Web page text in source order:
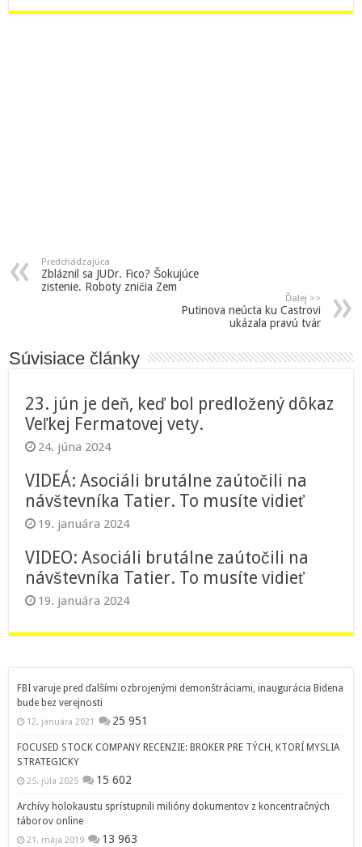
Predchádzajúca
Zbláznil sa JUDr. Fico? Šokujúce
zistenie. Roboty zničia Zem
Ďalej >>
Putinova neúcta ku Castrovi
ukázala pravú tvár
Súvisiace články
23. jún je deň, keď bol predložený dôkaz
Veľkej Fermatovej vety.
24. júna 2024
VIDEÁ: Asociáli brutálne zaútočili na
návštevníka Tatier. To musíte vidieť
19. januára 2024
VIDEO: Asociáli brutálne zaútočili na
návštevníka Tatier. To musíte vidieť
19. januára 2024
FBI varuje pred ďalšími ozbrojenými demonštráciami, inaugurácia Bidena
bude bez verejnosti
12. januára 2021 25 951
FOCUSED STOCK COMPANY RECENZIE: BROKER PRE TÝCH, KTORÍ MYSLIA
STRATEGICKY
25. júla 2025 15 602
Archívy holokaustu sprístupnili milióny dokumentov z koncentračných
táborov online
21. mája 2019 13 963